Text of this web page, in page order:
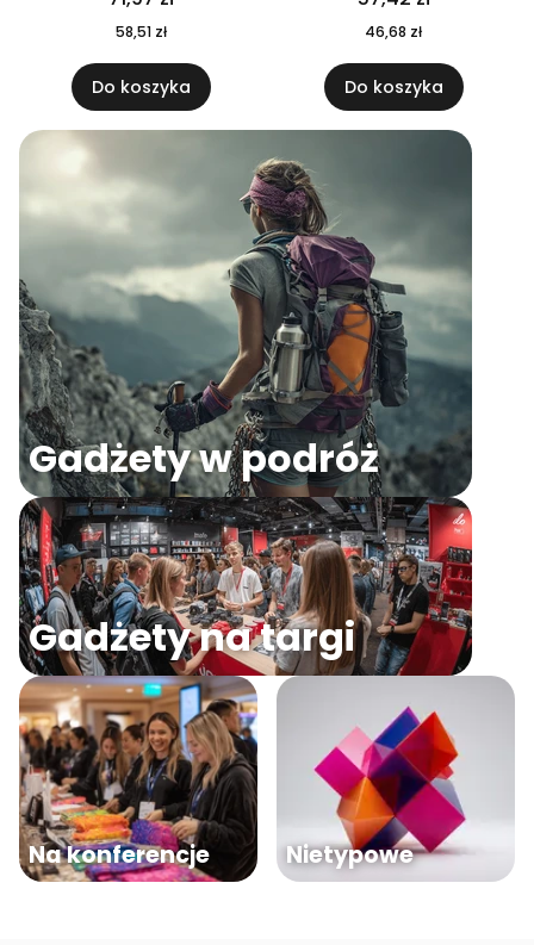
58,51 zł
Do koszyka
46,68 zł
Do koszyka
Gadżety w podróż
Gadżety na targi
Na konferencje Nietypowe